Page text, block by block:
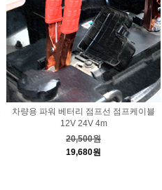
차량용 파워 베터리 점프선 점프케이블
12V 24V 4m
20,500원
19,680원